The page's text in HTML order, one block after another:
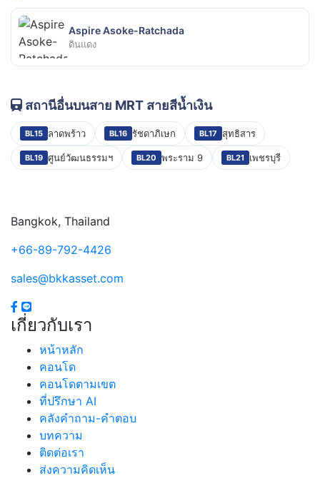
Aspire Asoke-Ratchada
ดินแดง
สถานีอื่นบนสาย MRT สายสีน้ำเงิน
BL15 ลาดพร้าว BL16 รัชดาภิเษก BL17 สุทธิสาร
BL19 ศูนย์วัฒนธรรมฯ BL20 พระราม 9 BL21 เพชรบุรี
Bangkok, Thailand
+66-89-792-4426
sales@bkkasset.com
เกี่ยวกับเรา
หน้าหลัก
คอนโด
คอนโดตามเขต
ที่ปรึกษา AI
คลังคำถาม-คำตอบ
บทความ
ติดต่อเรา
ส่งความคิดเห็น